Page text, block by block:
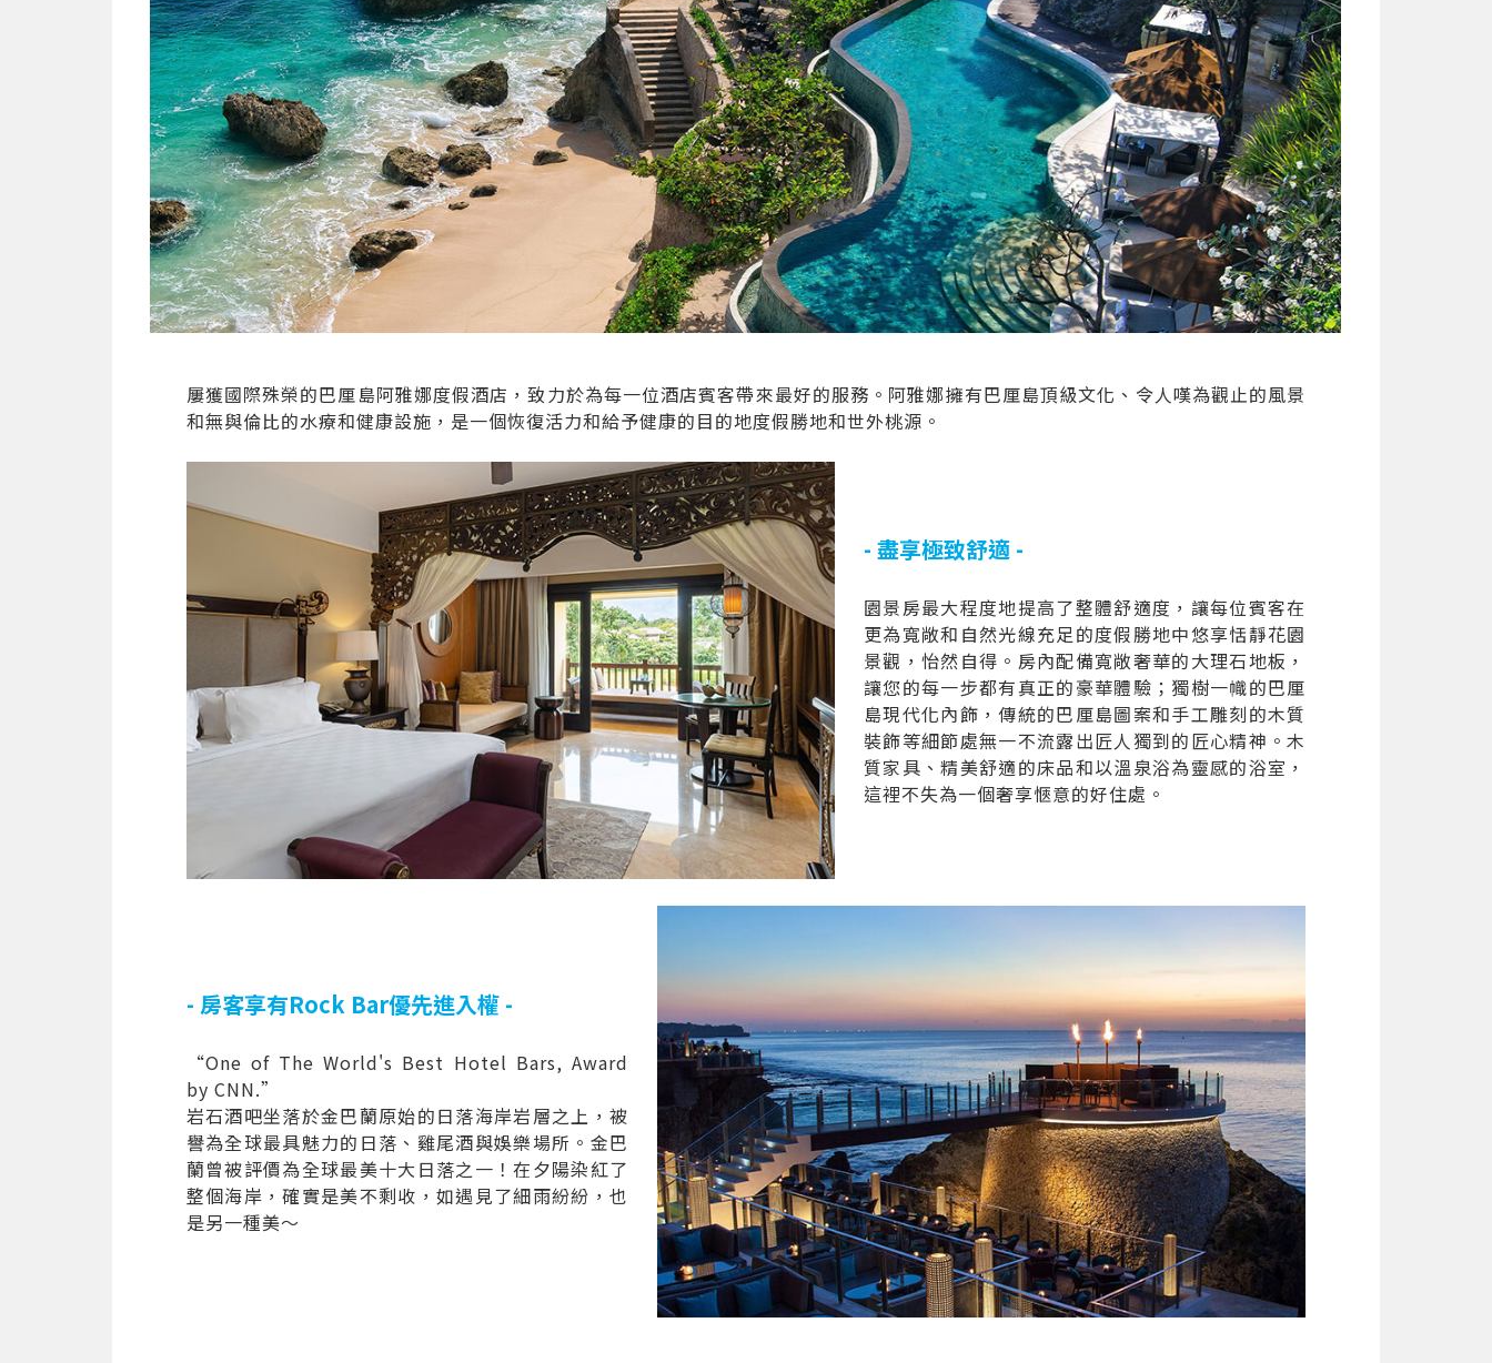
屢獲國際殊榮的巴厘島阿雅娜度假酒店，致力於為每一位酒店賓客帶來最好的服務。阿雅娜擁有巴厘島頂級文化、令人嘆為觀止的風景
和無與倫比的水療和健康設施，是一個恢復活力和給予健康的目的地度假勝地和世外桃源。
- 盡享極致舒適 -
園景房最大程度地提高了整體舒適度，讓每位賓客在
更為寬敞和自然光線充足的度假勝地中悠享恬靜花園
景觀，怡然自得。房內配備寬敞奢華的大理石地板，
讓您的每一步都有真正的豪華體驗；獨樹一幟的巴厘
島現代化內飾，傳統的巴厘島圖案和手工雕刻的木質
裝飾等細節處無一不流露出匠人獨到的匠心精神。木
質家具、精美舒適的床品和以溫泉浴為靈感的浴室，
這裡不失為一個奢享愜意的好住處。
- 房客享有Rock Bar優先進入權 -
“One of The World's Best Hotel Bars, Award
by CNN.”
岩石酒吧坐落於金巴蘭原始的日落海岸岩層之上，被
譽為全球最具魅力的日落、雞尾酒與娛樂場所。金巴
蘭曾被評價為全球最美十大日落之一！在夕陽染紅了
整個海岸，確實是美不剩收，如遇見了細雨紛紛，也
是另一種美～